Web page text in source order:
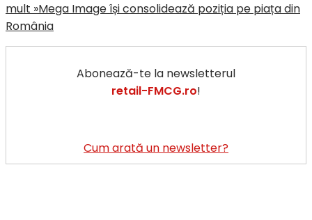
mult »Mega Image își consolidează poziția pe piața din
România
Abonează-te la newsletterul
retail-FMCG.ro!
Cum arată un newsletter?